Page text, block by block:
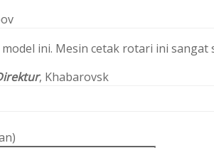
ini. Mesin cetak rotari ini
, Khabarovsk